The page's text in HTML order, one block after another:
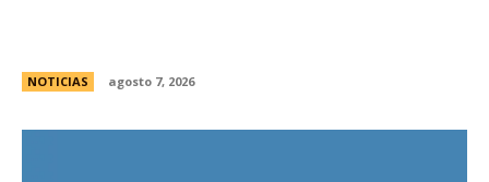
NOTICIAS agosto 7, 2026